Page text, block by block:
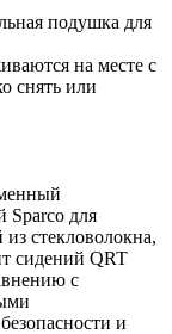
подушка для
на месте с
снять или
Sparco для
стекловолокна,
сидений QRT
с
и